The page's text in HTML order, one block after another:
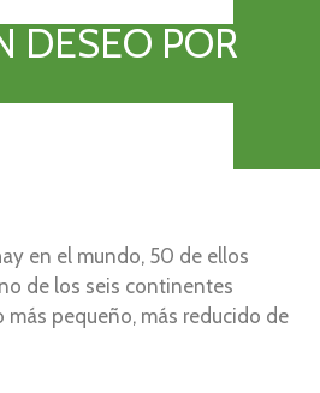
DESEO POR
en el mundo, 50 de ellos
de los seis continentes
pequeño, más reducido de